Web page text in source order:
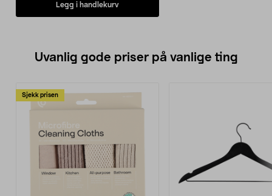
Legg i handlekurv
Uvanlig gode priser på vanlige ting
Sjekk prisen